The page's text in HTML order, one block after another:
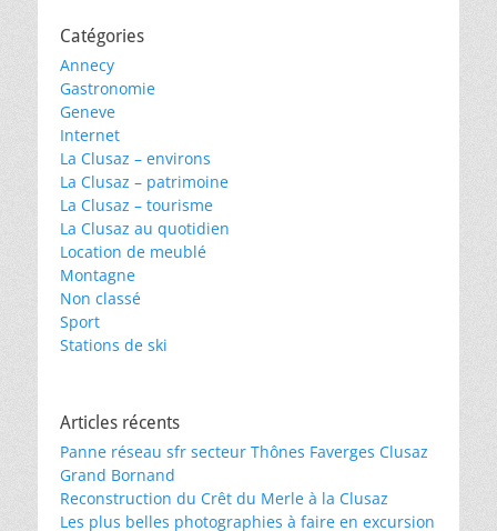
Catégories
Annecy
Gastronomie
Geneve
Internet
La Clusaz – environs
La Clusaz – patrimoine
La Clusaz – tourisme
La Clusaz au quotidien
Location de meublé
Montagne
Non classé
Sport
Stations de ski
Articles récents
Panne réseau sfr secteur Thônes Faverges Clusaz
Grand Bornand
Reconstruction du Crêt du Merle à la Clusaz
Les plus belles photographies à faire en excursion